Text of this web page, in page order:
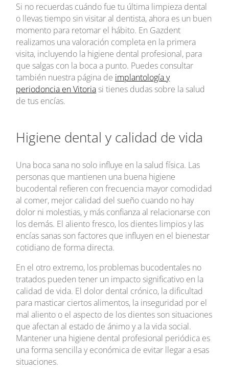
Si no recuerdas cuándo fue tu última limpieza dental
o llevas tiempo sin visitar al dentista, ahora es un buen
momento para retomar el hábito. En Gazdent
realizamos una valoración completa en la primera
visita, incluyendo la higiene dental profesional, para
que salgas con la boca a punto. Puedes consultar
también nuestra página de implantología y
periodoncia en Vitoria si tienes dudas sobre la salud
de tus encías.
Higiene dental y calidad de vida
Una boca sana no solo influye en la salud física. Las
personas que mantienen una buena higiene
bucodental refieren con frecuencia mayor comodidad
al comer, mejor calidad del sueño cuando no hay
dolor ni molestias, y más confianza al relacionarse con
los demás. El aliento fresco, los dientes limpios y las
encías sanas son factores que influyen en el bienestar
cotidiano de forma directa.
En el otro extremo, los problemas bucodentales no
tratados pueden tener un impacto significativo en la
calidad de vida. El dolor dental crónico, la dificultad
para masticar ciertos alimentos, la inseguridad por el
mal aliento o el aspecto de los dientes son situaciones
que afectan al estado de ánimo y a la vida social.
Mantener una higiene dental profesional periódica es
una forma sencilla y económica de evitar llegar a esas
situaciones.